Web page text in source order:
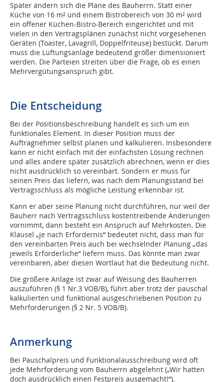
Später ändern sich die Pläne des Bauherrn. Statt einer
Küche von 16 m² und einem Bistrobereich von 30 m² wird
ein offener Küchen-Bistro-Bereich eingerichtet und mit
vielen in den Vertragsplänen zunächst nicht vorgesehenen
Geräten (Toaster, Lavagrill, Doppelfriteuse) bestückt. Darum
muss die Lüftungsanlage bedeutend größer dimensioniert
werden. Die Parteien streiten über die Frage, ob es einen
Mehrvergütungsanspruch gibt.
Die Entscheidung
Bei der Positionsbeschreibung handelt es sich um ein
funktionales Element. In dieser Position muss der
Auftragnehmer selbst planen und kalkulieren. Insbesondere
kann er nicht einfach mit der einfachsten Lösung rechnen
und alles andere später zusätzlich abrechnen, wenn er dies
nicht ausdrücklich so vereinbart. Sondern er muss für
seinen Preis das liefern, was nach dem Planungsstand bei
Vertragsschluss als mögliche Leistung erkennbar ist.
Kann er aber seine Planung nicht durchführen, nur weil der
Bauherr nach Vertragsschluss kostentreibende Änderungen
vornimmt, dann besteht ein Anspruch auf Mehrkosten. Die
Klausel „je nach Erfordernis“ bedeutet nicht, dass man für
den vereinbarten Preis auch bei wechselnder Planung „das
jeweils Erforderliche“ liefern muss. Das könnte man zwar
vereinbaren, aber diesen Wortlaut hat die Bedeutung nicht.
Die größere Anlage ist zwar auf Weisung des Bauherren
auszuführen (§ 1 Nr.3 VOB/B), führt aber trotz der pauschal
kalkulierten und funktional ausgeschriebenen Position zu
Mehrforderungen (§ 2 Nr. 5 VOB/B).
Anmerkung
Bei Pauschalpreis und Funktionalausschreibung wird oft
jede Mehrforderung vom Bauherrn abgelehnt („Wir hatten
doch ausdrücklich einen Festpreis ausgemacht!“).